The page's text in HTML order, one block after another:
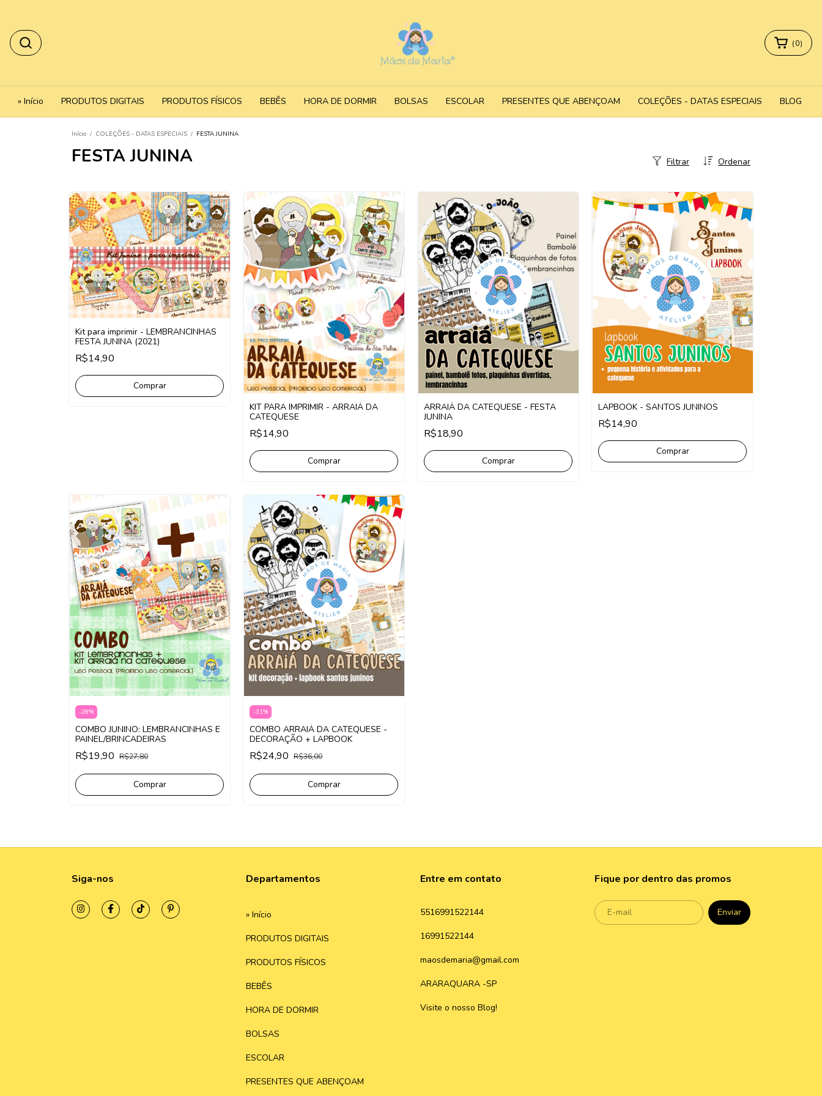
(0)
» Início PRODUTOS DIGITAIS PRODUTOS FÍSICOS BEBÊS HORA DE DORMIR BOLSAS ESCOLAR PRESENTES QUE ABENÇOAM COLEÇÕES - DATAS ESPECIAIS BLOG
Início / COLEÇÕES - DATAS ESPECIAIS / FESTA JUNINA
FESTA JUNINA Ordenar
Filtrar
Kit para imprimir - LEMBRANCINHAS
FESTA JUNINA (2021)
R$14,90
Comprar
KIT PARA IMPRIMIR - ARRAIÁ DA
CATEQUESE
R$14,90
ARRAIÁ DA CATEQUESE - FESTA
JUNINA
R$18,90
LAPBOOK - SANTOS JUNINOS
R$14,90
Comprar
-28%
COMBO JUNINO: LEMBRANCINHAS E
PAINEL/BRINCADEIRAS
R$19,90 R$27,80
Comprar
-31%
COMBO ARRAIÁ DA CATEQUESE -
DECORAÇÃO + LAPBOOK
R$24,90 R$36,00
Siga-nos Departamentos
» Início
PRODUTOS DIGITAIS
PRODUTOS FÍSICOS
BEBÊS
HORA DE DORMIR
BOLSAS
ESCOLAR
PRESENTES QUE ABENÇOAM
Entre em contato
5516991522144
16991522144
maosdemaria@gmail.com
ARARAQUARA -SP
Visite o nosso Blog!
Fique por dentro das promos